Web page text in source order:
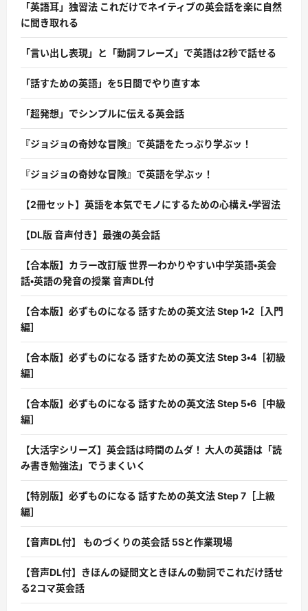
「英語耳」独習法 これだけでネイティブの英会話を楽に自然
に聞き取れる
「言い出し表現」と「動詞フレーズ」で英語は2秒で話せる
「話すための英語」を5日間でやり直す本
「超発想」でシンプルに伝える英会話
『ジョジョの奇妙な冒険』で英語をたっぷり学ぶッ！
『ジョジョの奇妙な冒険』で英語を学ぶッ！
【2冊セット】英語を本気でモノにするための心構え・学習法
【DL版 音声付き】最強の英会話
【合本版】カラー改訂版 世界一わかりやすい中学英語・英会
話・英語の発音の授業 音声DL付
【合本版】必ずものになる 話すための英文法 Step 1・2［入門
編］
【合本版】必ずものになる 話すための英文法 Step 3・4［初級
編］
【合本版】必ずものになる 話すための英文法 Step 5・6［中級
編］
【大活字シリーズ】英会話は時間のムダ！ 大人の英語は「読
み書き勉強法」でうまくいく
【特別版】必ずものになる 話すための英文法 Step 7［上級
編］
【音声DL付】 ものづくりの英会話 5Sと作業現場
【音声DL付】きほんの疑問文ときほんの動詞でこれだけ話せ
る2コマ英会話